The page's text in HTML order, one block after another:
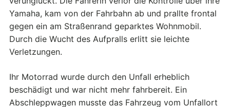
Yamaha, kam von der Fahrbahn ab und prallte frontal
gegen ein am Straßenrand geparktes Wohnmobil.
Durch die Wucht des Aufpralls erlitt sie leichte
Verletzungen.
Ihr Motorrad wurde durch den Unfall erheblich
beschädigt und war nicht mehr fahrbereit. Ein
Abschleppwagen musste das Fahrzeug vom Unfallort